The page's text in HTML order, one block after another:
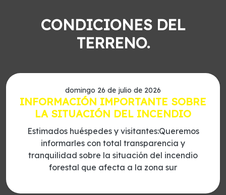
CONDICIONES DEL
TERRENO.
domingo 26 de julio de 2026
INFORMACIÓN IMPORTANTE SOBRE
LA SITUACIÓN DEL INCENDIO
Estimados huéspedes y visitantes:Queremos
informarles con total transparencia y
tranquilidad sobre la situación del incendio
forestal que afecta a la zona sur